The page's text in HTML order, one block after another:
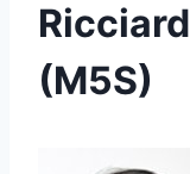
(M5S)